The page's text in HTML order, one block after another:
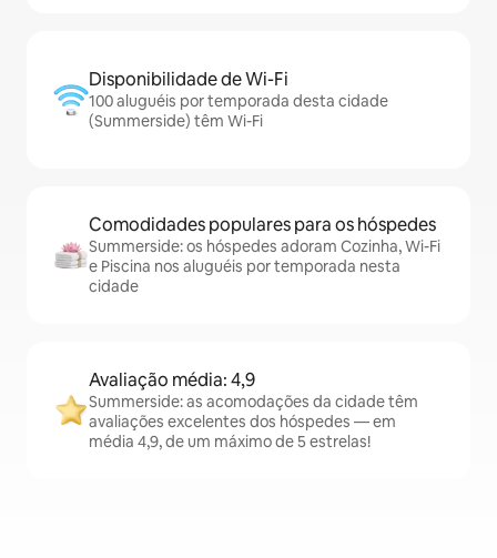
Disponibilidade de Wi-Fi
100 aluguéis por temporada desta cidade
(Summerside) têm Wi-Fi
Comodidades populares para os hóspedes
Summerside: os hóspedes adoram Cozinha, Wi-Fi
e Piscina nos aluguéis por temporada nesta
cidade
Avaliação média: 4,9
Summerside: as acomodações da cidade têm
avaliações excelentes dos hóspedes — em
média 4,9, de um máximo de 5 estrelas!